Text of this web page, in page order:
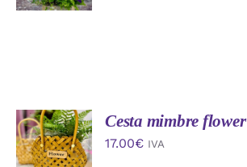
DETALLES
AÑADIR
AL
CARRITO
Cesta mimbre flower
17.00€ IVA